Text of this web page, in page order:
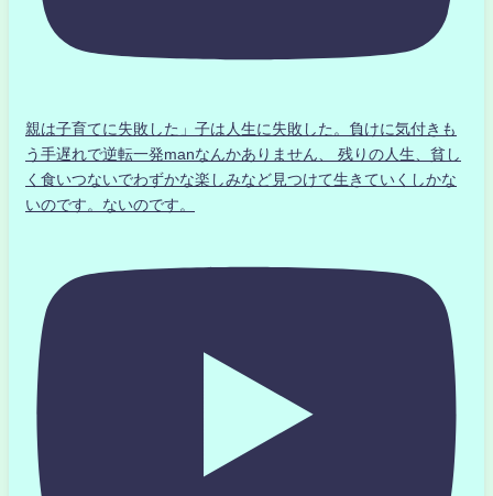
親は子育てに失敗した」子は人生に失敗した。負けに気付きも
う手遅れで逆転一発manなんかありません、 残りの人生、貧し
く食いつないでわずかな楽しみなど見つけて生きていくしかな
いのです。ないのです。